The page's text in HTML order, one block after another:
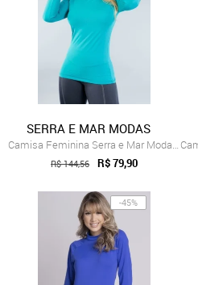
SERRA E MAR MODAS
Camisa Feminina Serra e Mar Modas Térmic...
R$ 144,56 R$ 79,90
-45%